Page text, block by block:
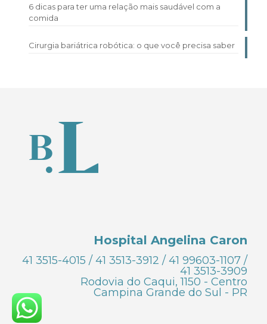
6 dicas para ter uma relação mais saudável com a
comida
Cirurgia bariátrica robótica: o que você precisa saber
Hospital Angelina Caron
41 3515-4015 / 41 3513-3912 / 41 99603-1107 /
41 3513-3909
Rodovia do Caqui, 1150 - Centro
Campina Grande do Sul - PR